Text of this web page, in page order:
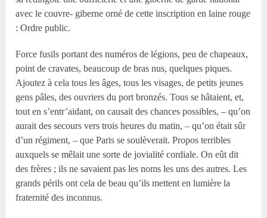
avec le couvre- giberne orné de cette inscription en laine rouge
: Ordre public.
Force fusils portant des numéros de légions, peu de chapeaux,
point de cravates, beaucoup de bras nus, quelques piques.
Ajoutez à cela tous les âges, tous les visages, de petits jeunes
gens pâles, des ouvriers du port bronzés. Tous se hâtaient, et,
tout en s’entr’aidant, on causait des chances possibles, – qu’on
aurait des secours vers trois heures du matin, – qu’on était sûr
d’un régiment, – que Paris se soulèverait. Propos terribles
auxquels se mêlait une sorte de jovialité cordiale. On eût dit
des frères ; ils ne savaient pas les noms les uns des autres. Les
grands périls ont cela de beau qu’ils mettent en lumière la
fraternité des inconnus.